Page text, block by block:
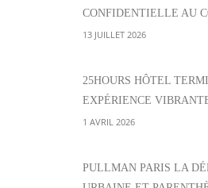
CONFIDENTIELLE AU
13 JUILLET 2026
25HOURS HÔTEL
EXPÉRIENCE
GARE PARISIENNE
1 AVRIL 2026
PULLMAN PARIS LA